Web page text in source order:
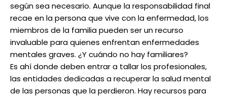
según sea necesario. Aunque la responsabilidad final
recae en la persona que vive con la enfermedad, los
miembros de la familia pueden ser un recurso
invaluable para quienes enfrentan enfermedades
mentales graves. ¿Y cuándo no hay familiares?
Es ahí donde deben entrar a tallar los profesionales,
las entidades dedicadas a recuperar la salud mental
de las personas que la perdieron. Hay recursos para